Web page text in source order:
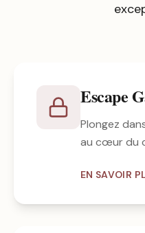
Escape
Plongez
au cœur du
EN SAVOIR